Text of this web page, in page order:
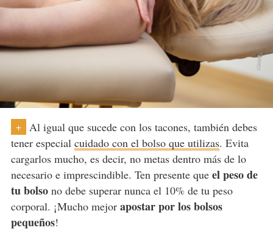
+
Al igual que sucede con los tacones, también debes
tener especial cuidado con el bolso que utilizas. Evita
cargarlos mucho, es decir, no metas dentro más de lo
necesario e imprescindible. Ten presente que el peso de
tu bolsono debe superar nunca el 10% de tu peso
corporal. ¡Mucho mejor apostar por los bolsos
pequeños!